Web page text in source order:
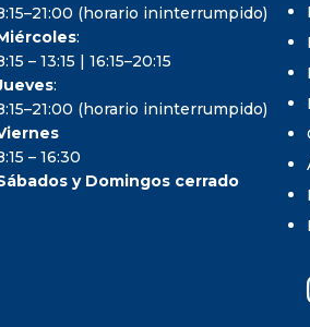
(horario ininterrumpido)
:
– 13:15 | 16:15–20:15
:
(horario ininterrumpido)
– 16:30
y Domingos cerrado